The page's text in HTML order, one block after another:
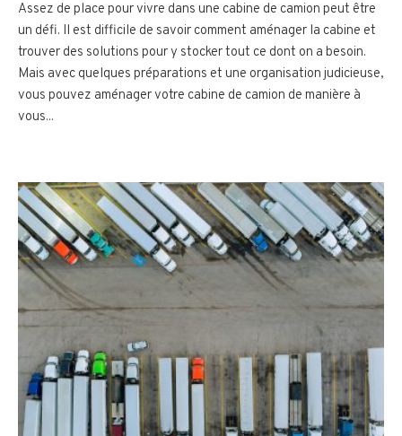
Assez de place pour vivre dans une cabine de camion peut être
un défi. Il est difficile de savoir comment aménager la cabine et
trouver des solutions pour y stocker tout ce dont on a besoin.
Mais avec quelques préparations et une organisation judicieuse,
vous pouvez aménager votre cabine de camion de manière à
vous...